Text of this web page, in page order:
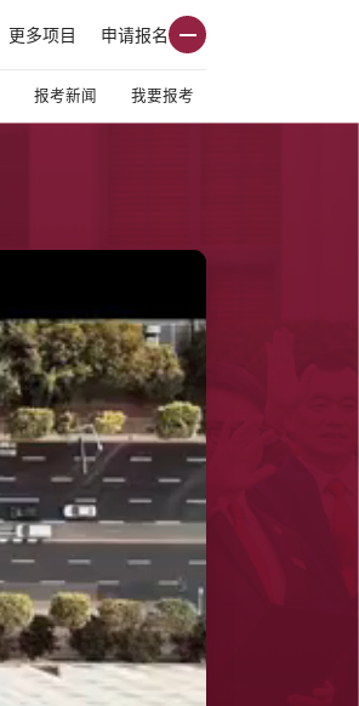
更多项目 申请报名
报考新闻 我要报考